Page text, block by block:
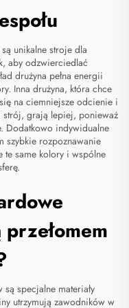
unikalne stroje dla
aby odzwierciedlać
drużyna pełna energii
Inna drużyna, która chce
na ciemniejsze odcienie i
grają lepiej, ponieważ
Dodatkowo indywidualne
szybkie rozpoznawanie
te same kolory i wspólne
specjalne materiały
utrzymują zawodników w